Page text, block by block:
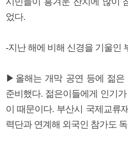
었다.
-지난 해에 비해 신경을 기울인
▶올해는 개막 공연 등에 젊은
준비했다. 젊은이들에게 인기
이 때문이다. 부산시 국제교류
력단과 연계해 외국인 참가도